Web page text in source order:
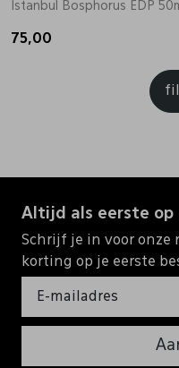
75,00
Altijd als eerste op
Schrijf je in voor
korting op je eerste